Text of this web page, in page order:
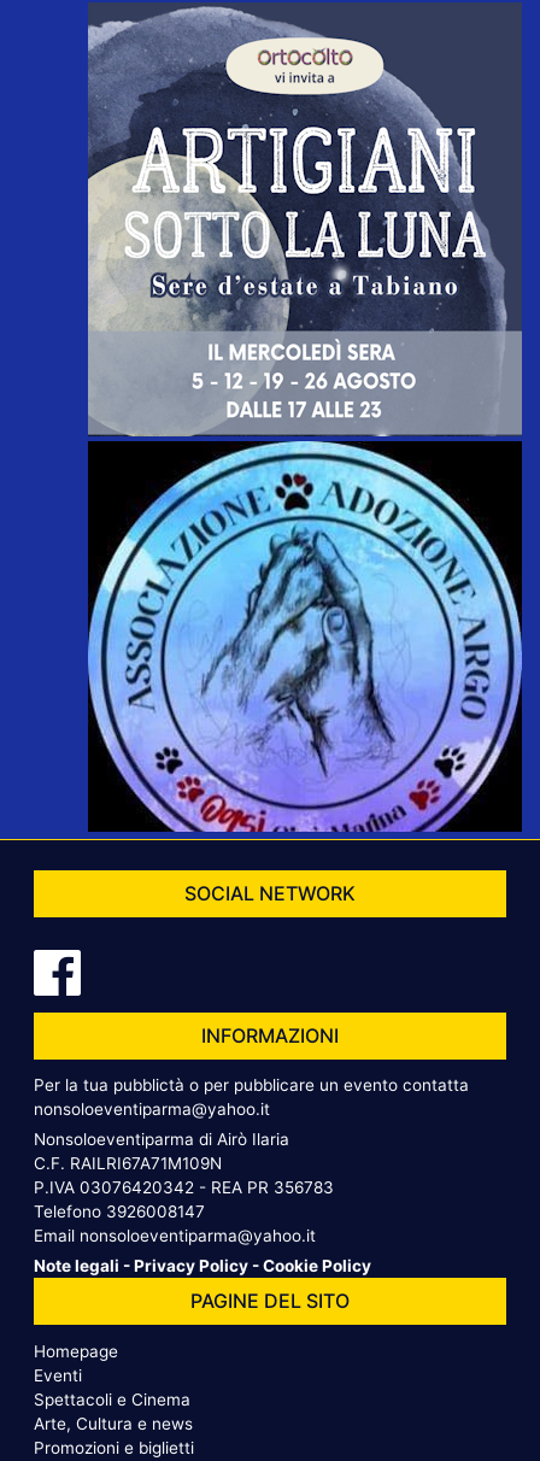
SOCIAL NETWORK
INFORMAZIONI
Per la tua pubblictà o per pubblicare un evento contatta
nonsoloeventiparma@yahoo.it
Nonsoloeventiparma di Airò Ilaria
C.F. RAILRI67A71M109N
P.IVA 03076420342 - REA PR 356783
Telefono 3926008147
Email nonsoloeventiparma@yahoo.it
Note legali -Privacy Policy -Cookie Policy
PAGINE DEL SITO
Homepage
Eventi
Spettacoli e Cinema
Arte, Cultura e news
Promozioni e biglietti